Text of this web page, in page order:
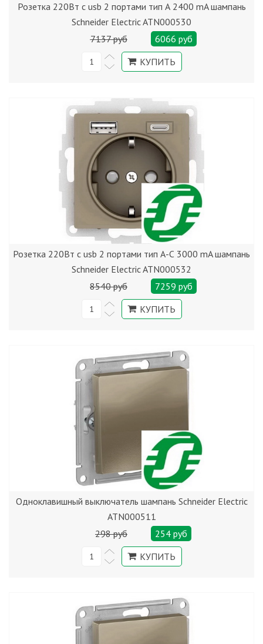
Розетка 220Вт с usb 2 портами тип А 2400 mA шампань
Schneider Electric ATN000530
7137 руб
6066 руб
Розетка 220Вт с usb 2 портами тип А-С 3000 mA шампань
Schneider Electric ATN000532
8540 руб
7259 руб
Одноклавишный выключатель шампань Schneider Electric
ATN000511
298 руб
254 руб